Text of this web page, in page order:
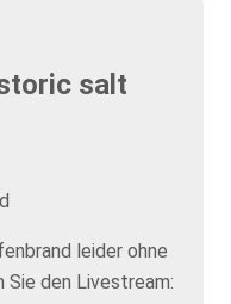
salt
leider ohne
den Livestream: